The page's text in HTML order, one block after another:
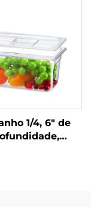
1/4, 6" de